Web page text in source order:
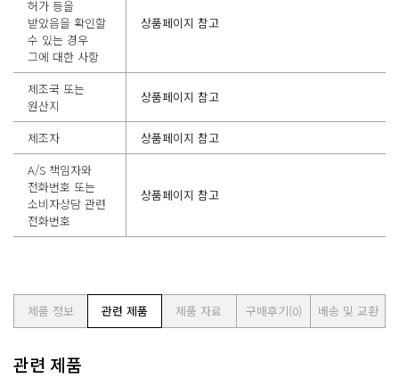
허가 등을
받았음을 확인할
수 있는 경우
그에 대한 사항
상품페이지 참고
제조국 또는
원산지
상품페이지 참고
제조자
상품페이지 참고
A/S 책임자와
전화번호 또는
소비자상담 관련
전화번호
상품페이지 참고
제품 정보 관련 제품 제품 자료 구매후기(0) 배송 및 교환
관련 제품